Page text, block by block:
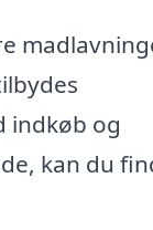
indkøb og
kan du